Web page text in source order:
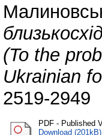
(To the
Ukrainian
2519-2949
PDF - Published
Download (201kB)